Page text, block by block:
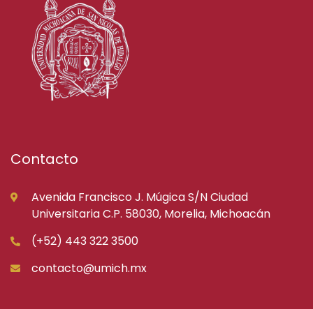
Contacto
Avenida Francisco J. Múgica S/N Ciudad
Universitaria C.P. 58030, Morelia, Michoacán
(+52) 443 322 3500
contacto@umich.mx